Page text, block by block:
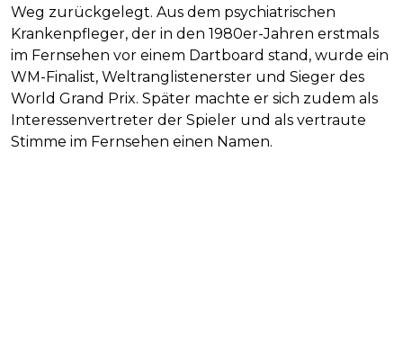
Weg zurückgelegt. Aus dem psychiatrischen
Krankenpfleger, der in den 1980er-Jahren erstmals
im Fernsehen vor einem Dartboard stand, wurde ein
WM-Finalist, Weltranglistenerster und Sieger des
World Grand Prix. Später machte er sich zudem als
Interessenvertreter der Spieler und als vertraute
Stimme im Fernsehen einen Namen.